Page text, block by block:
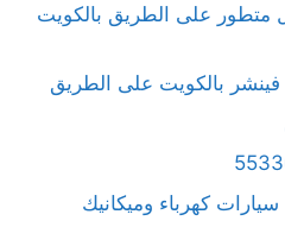
متطور على الطريق بالكويت
بالكويت على الطريق
كهرباء وميكانيك